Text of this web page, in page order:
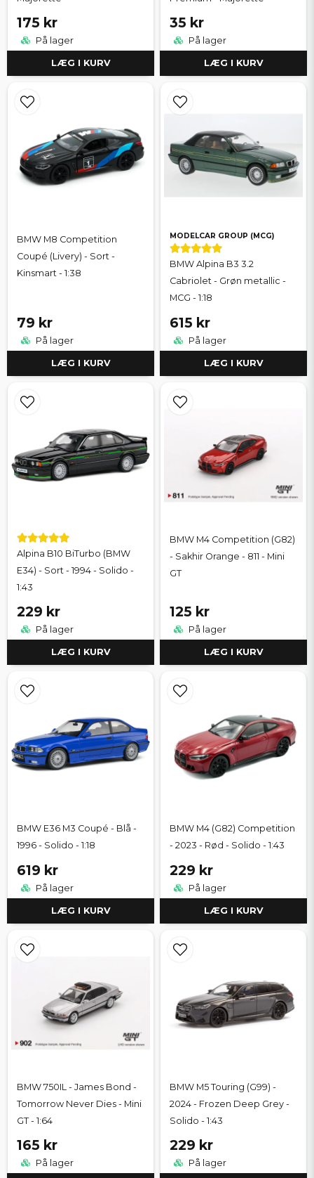
175 kr
På lager
LÆG I KURV
35 kr
På lager
LÆG I KURV
BMW M8 Competition
Coupé (Livery) - Sort -
Kinsmart - 1:38
79 kr
På lager
LÆG I KURV
MODELCAR GROUP (MCG)
BMW Alpina B3 3.2
Cabriolet - Grøn metallic -
MCG - 1:18
615 kr
På lager
LÆG I KURV
Alpina B10 BiTurbo (BMW
E34) - Sort - 1994 - Solido -
1:43
229 kr
På lager
LÆG I KURV
BMW M4 Competition (G82)
- Sakhir Orange - 811 - Mini
GT
125 kr
På lager
LÆG I KURV
BMW E36 M3 Coupé - Blå -
1996 - Solido - 1:18
619 kr
På lager
LÆG I KURV
BMW M4 (G82) Competition
- 2023 - Rød - Solido - 1:43
229 kr
På lager
LÆG I KURV
BMW 750IL - James Bond -
Tomorrow Never Dies - Mini
GT - 1:64
165 kr
På lager
BMW M5 Touring (G99) -
2024 - Frozen Deep Grey -
Solido - 1:43
229 kr
På lager